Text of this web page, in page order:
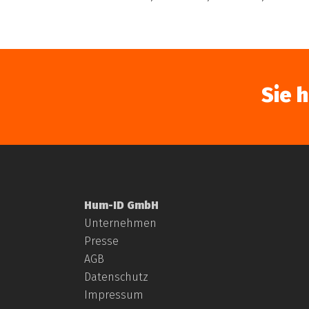
Sie
Hum-ID GmbH
Unternehmen
Presse
AGB
Datenschutz
Impressum